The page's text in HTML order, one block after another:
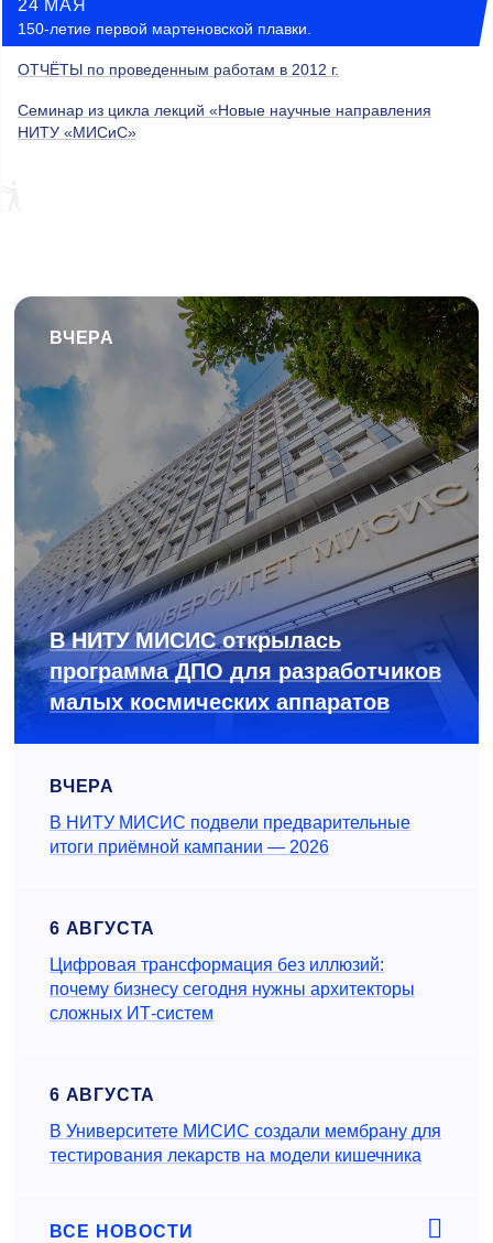
24 МАЯ
150-летие первой мартеновской плавки.
ОТЧЁТЫ по проведенным работам в 2012 г.
Cеминар из цикла лекций «Новые научные направления
НИТУ «МИСиС»
ВЧЕРА
В НИТУ МИСИС открылась
программа ДПО для разработчиков
малых космических аппаратов
ВЧЕРА
В НИТУ МИСИС подвели предварительные
итоги приёмной кампании — 2026
6 АВГУСТА
Цифровая трансформация без иллюзий:
почему бизнесу сегодня нужны архитекторы
сложных ИТ-систем
6 АВГУСТА
В Университете МИСИС создали мембрану для
тестирования лекарств на модели кишечника
ВСЕ НОВОСТИ